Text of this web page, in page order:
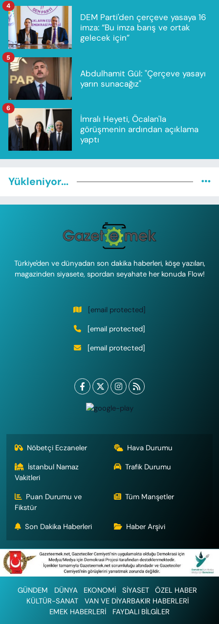
DEM Parti'den çerçeve yasaya 16
imza: “Bu imza barış ve ortak
gelecek için”
4
Abdulhamit Gül: "Çerçeve yasayı
yarın sunacağız"
5
İmralı Heyeti, Öcalan'la
görüşmenin ardından açıklama
yaptı
6
Yükleniyor...
Türkiye'den ve dünyadan son dakika haberleri, köşe yazıları,
magazinden siyasete, spordan seyahate her konuda Flow!
[email protected]
[email protected]
[email protected]
Nöbetçi Eczaneler
Hava Durumu
İstanbul Namaz
Vakitleri
Trafik Durumu
Puan Durumu ve
Fikstür
Tüm Manşetler
Son Dakika Haberleri Haber Arşivi
GÜNDEM DÜNYA EKONOMİ SİYASET
ÖZEL HABER
KÜLTÜR-SANAT
VAN VE DİYARBAKIR HABERLERİ
EMEK HABERLERİ
FAYDALI BİLGİLER